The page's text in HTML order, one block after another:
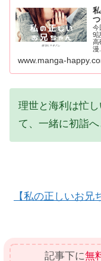
今
9
高
漫...
www.manga-
理世と海利は忙
て、一緒に初詣へ
【私の正しいお
記事下に無